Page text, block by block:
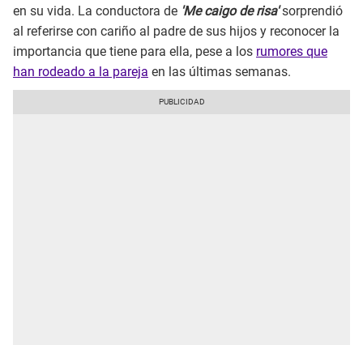
en su vida. La conductora de 'Me caigo de risa'sorprendió
al referirse con cariño al padre de sus hijos y reconocer la
importancia que tiene para ella, pese a los rumores que
han rodeado a la pareja en las últimas semanas.